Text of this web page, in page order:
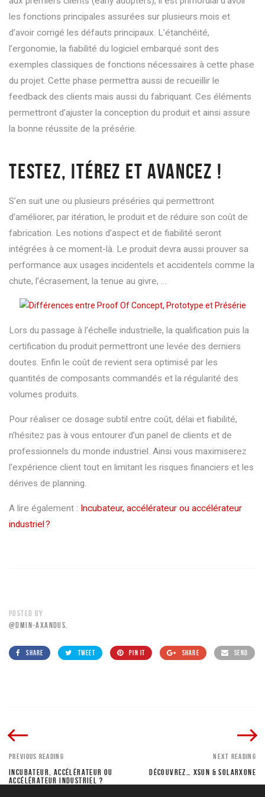
les fonctions principales assurées sur plusieurs mois et
d’avoir corrigé les défauts principaux. L’étanchéité,
l’ergonomie, la fiabilité du logiciel embarqué sont des
exemples classiques de fonctions nécessaires à cette phase
du projet. Cette phase permettra aussi de recueillir le
feedback des clients mais aussi du fabriquant. Ces éléments
permettront d’ajuster la conception du produit et ainsi assure
la bonne réussite de la présérie.
TESTEZ, ITÉREZ ET AVANCEZ !
S’en suit une ou plusieurs préséries qui permettront
d’améliorer, par itération, le produit et de réduire son coût de
fabrication. Les notions d’aspect et de fiabilité seront
intégrées à ce moment-là. Le produit devra aussi prouver sa
performance aux usages incidentels et accidentels comme la
chute, l’écrasement, la tenue au givre, …
Lors du passage à l’échelle industrielle, la qualification puis la
certification du produit permettront une levée des derniers
doutes. Enfin le coût de revient sera optimisé par les
quantités de composants commandés et la régularité des
volumes produits.
Pour réaliser ce dosage subtil entre coût, délai et fiabilité,
n’hésitez pas à vous entourer d’un panel de clients et de
professionnels du monde industriel. Ainsi vous maximiserez
l’expérience client tout en limitant les risques financiers et les
dérives de planning.
A lire également : Incubateur, accélérateur ou accélérateur
industriel ?
POSTED BY
@DMIN-AXANDUS.
SHARE TWEET PIN IT SHARE SEND
PREVIOUS READING
INCUBATEUR, ACCÉLÉRATEUR OU
ACCÉLÉRATEUR INDUSTRIEL ?
NEXT READING
DÉCOUVREZ… XSUN & SOLARXONE